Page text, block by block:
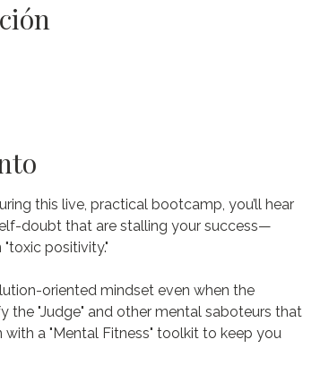
this live, practical bootcamp, you’ll hear
doubt that are stalling your success—
positivity."
oriented mindset even when the
the "Judge" and other mental saboteurs that
with a "Mental Fitness" toolkit to keep you